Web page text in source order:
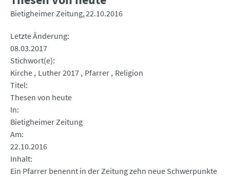
Bietigheimer Zeitung 22.10.2016
Letzte Änderung
08.03.2017
Stichwort(e)
Kirche Luther 2017 Pfarrer Religion
Titel
Thesen von heute
In
Bietigheimer Zeitung
Am
22.10.2016
Inhalt
Ein Pfarrer benennt in der Zeitung zehn neue Schwerpunkte